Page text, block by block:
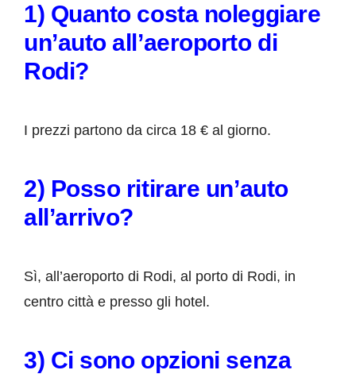
1) Quanto costa noleggiare
un’auto all’aeroporto di
Rodi?
I prezzi partono da circa 18 € al giorno.
2) Posso ritirare un’auto
all’arrivo?
Sì, all’aeroporto di Rodi, al porto di Rodi, in
centro città e presso gli hotel.
3) Ci sono opzioni senza